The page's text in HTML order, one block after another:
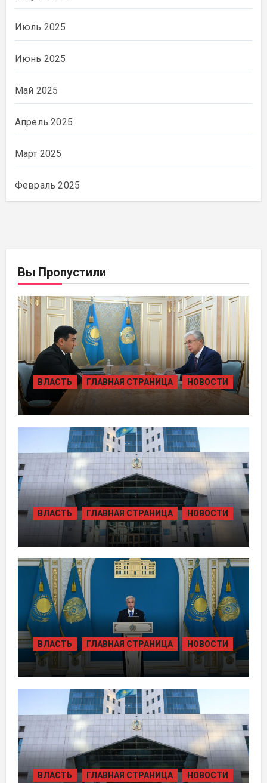
Июль 2025
Июнь 2025
Май 2025
Апрель 2025
Март 2025
Февраль 2025
Вы Пропустили
ВЛАСТЬ ГЛАВНАЯ СТРАНИЦА НОВОСТИ
ПРЕЗИДЕНТ ПРИНЯЛ ПРЕДСЕДАТЕЛЯ
ПРАВЛЕНИЯ ХОЛДИНГА «БАЙТЕРЕК»
ВЛАСТЬ ГЛАВНАЯ СТРАНИЦА НОВОСТИ
ЖАМБЫЛЬСКОЙ ОБЛАСТИ БОЛЕЕ 80
ТЫСЯЧ ЖИТЕЛЕЙ ОБЕСПЕЧИЛИ
ГАЗОМ ЗА СЧЁТ ВОЗВРАЩЁННЫХ
АКТИВОВ
ВЛАСТЬ ГЛАВНАЯ СТРАНИЦА НОВОСТИ
ТОКАЕВ ДАЛ СТАРТ
СТРОИТЕЛЬСТВУ НЕСКОЛЬКИХ
КРУПНЫХ АВТОМОБИЛЬНЫХ ДОРОГ
ВЛАСТЬ ГЛАВНАЯ СТРАНИЦА НОВОСТИ